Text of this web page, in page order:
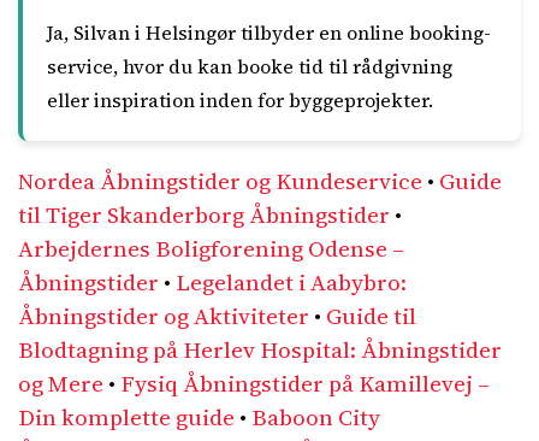
Ja, Silvan i Helsingør tilbyder en online booking-
service, hvor du kan booke tid til rådgivning
eller inspiration inden for byggeprojekter.
Nordea Åbningstider og Kundeservice • Guide
til Tiger Skanderborg Åbningstider •
Arbejdernes Boligforening Odense –
Åbningstider • Legelandet i Aabybro:
Åbningstider og Aktiviteter • Guide til
Blodtagning på Herlev Hospital: Åbningstider
og Mere • Fysiq Åbningstider på Kamillevej –
Din komplette guide • Baboon City